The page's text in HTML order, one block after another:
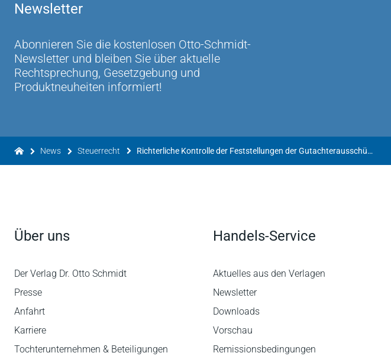
Newsletter
Abonnieren Sie die kostenlosen Otto-Schmidt-
Newsletter und bleiben Sie über aktuelle
Rechtsprechung, Gesetzgebung und
Produktneuheiten informiert!
News Steuerrecht Richterliche Kontrolle der Feststellungen der Gutachterausschüsse im Vergleichswertverfahren
Über uns
Der Verlag Dr. Otto Schmidt
Presse
Anfahrt
Karriere
Tochterunternehmen & Beteiligungen
Handels-Service
Aktuelles aus den Verlagen
Newsletter
Downloads
Vorschau
Remissionsbedingungen